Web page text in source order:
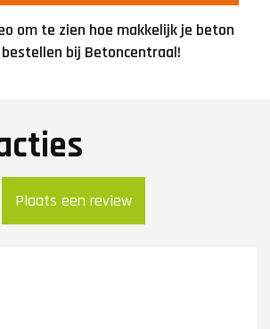
om te zien hoe makkelijk je beton
bij Betoncentraal!
Plaats een review